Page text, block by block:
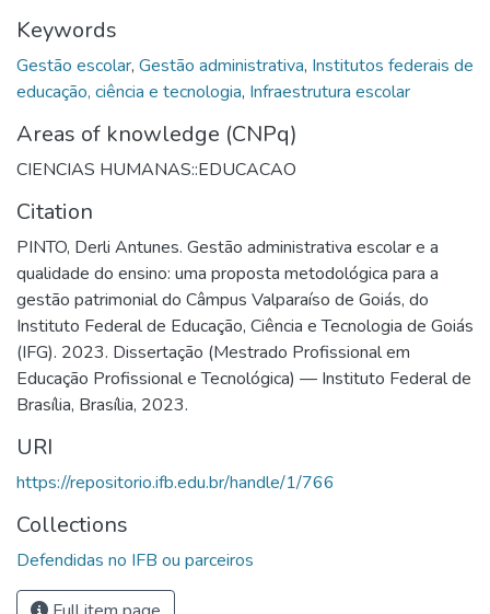
Keywords
Gestão escolar, Gestão administrativa, Institutos federais de
educação, ciência e tecnologia, Infraestrutura escolar
Areas of knowledge (CNPq)
CIENCIAS HUMANAS::EDUCACAO
Citation
PINTO, Derli Antunes. Gestão administrativa escolar e a
qualidade do ensino: uma proposta metodológica para a
gestão patrimonial do Câmpus Valparaíso de Goiás, do
Instituto Federal de Educação, Ciência e Tecnologia de Goiás
(IFG). 2023. Dissertação (Mestrado Profissional em
Educação Profissional e Tecnológica) — Instituto Federal de
Brasília, Brasília, 2023.
URI
https://repositorio.ifb.edu.br/handle/1/766
Collections
Defendidas no IFB ou parceiros